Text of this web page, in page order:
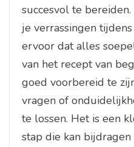
succesvol te
je verrassingen
ervoor dat alles
van het recept van
goed voorbereid te
vragen of
te lossen. Het is een
stap die kan